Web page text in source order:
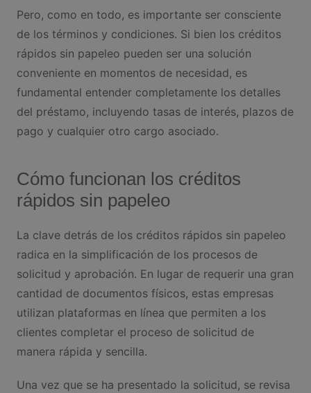
Pero, como en todo, es importante ser consciente
de los términos y condiciones. Si bien los créditos
rápidos sin papeleo pueden ser una solución
conveniente en momentos de necesidad, es
fundamental entender completamente los detalles
del préstamo, incluyendo tasas de interés, plazos de
pago y cualquier otro cargo asociado.
Cómo funcionan los créditos
rápidos sin papeleo
La clave detrás de los créditos rápidos sin papeleo
radica en la simplificación de los procesos de
solicitud y aprobación. En lugar de requerir una gran
cantidad de documentos físicos, estas empresas
utilizan plataformas en línea que permiten a los
clientes completar el proceso de solicitud de
manera rápida y sencilla.
Una vez que se ha presentado la solicitud, se revisa